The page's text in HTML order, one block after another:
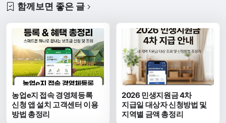
함께보면 좋은 글
농업e지 접속 경영체등록
신청 앱 설치 고객센터 이용
방법 총정리
2026 민생지원금 4차
지급일 대상자 신청방법 및
지역별 금액 총정리